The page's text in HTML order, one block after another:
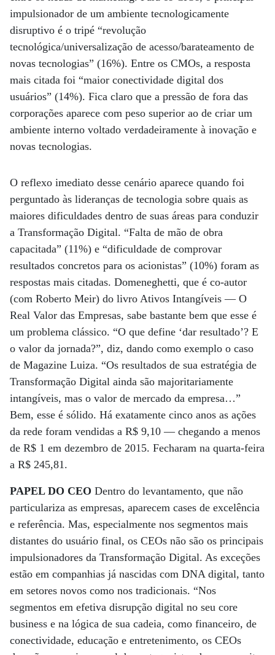
impulsionador de um ambiente tecnologicamente
disruptivo é o tripé “revolução
tecnológica/universalização de acesso/barateamento de
novas tecnologias” (16%). Entre os CMOs, a resposta
mais citada foi “maior conectividade digital dos
usuários” (14%). Fica claro que a pressão de fora das
corporações aparece com peso superior ao de criar um
ambiente interno voltado verdadeiramente à inovação e
novas tecnologias.
O reflexo imediato desse cenário aparece quando foi
perguntado às lideranças de tecnologia sobre quais as
maiores dificuldades dentro de suas áreas para conduzir
a Transformação Digital. “Falta de mão de obra
capacitada” (11%) e “dificuldade de comprovar
resultados concretos para os acionistas” (10%) foram as
respostas mais citadas. Domeneghetti, que é co-autor
(com Roberto Meir) do livro Ativos Intangíveis — O
Real Valor das Empresas, sabe bastante bem que esse é
um problema clássico. “O que define ‘dar resultado’? E
o valor da jornada?”, diz, dando como exemplo o caso
de Magazine Luiza. “Os resultados de sua estratégia de
Transformação Digital ainda são majoritariamente
intangíveis, mas o valor de mercado da empresa…”
Bem, esse é sólido. Há exatamente cinco anos as ações
da rede foram vendidas a R$ 9,10 — chegando a menos
de R$ 1 em dezembro de 2015. Fecharam na quarta-feira
a R$ 245,81.
PAPEL DO CEO Dentro do levantamento, que não
particulariza as empresas, aparecem cases de excelência
e referência. Mas, especialmente nos segmentos mais
distantes do usuário final, os CEOs não são os principais
impulsionadores da Transformação Digital. As exceções
estão em companhias já nascidas com DNA digital, tanto
em setores novos como nos tradicionais. “Nos
segmentos em efetiva disrupção digital no seu core
business e na lógica de sua cadeia, como financeiro, de
conectividade, educação e entretenimento, os CEOs